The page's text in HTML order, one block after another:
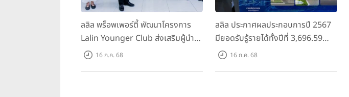
ลลิล พร็อพเพอร์ตี้ พัฒนาโครงการ
Lalin Younger Club ส่งเสริมผู้นำ
รุ่นใหม่ พัฒนาองค์กรสู่อนาคต
16 ก.ค. 68
ลลิล ประกาศผลประกอบการปี 2567
มียอดรับรู้รายได้ทั้งปีที่ 3,696.59
ล้านบาท กำไรสุทธิ 588.04 ล้านบาท
16 ก.ค. 68